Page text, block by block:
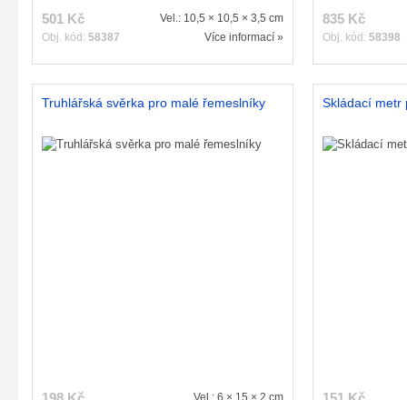
501 Kč
Obj. kód: 58387
Vel.: 10,5 × 10,5 × 3,5 cm
Více informací »
835 Kč
Obj. kód: 58398
Truhlářská svěrka pro malé řemeslníky
Vel.: 6 × 15 × 2 cm
Skládací metr